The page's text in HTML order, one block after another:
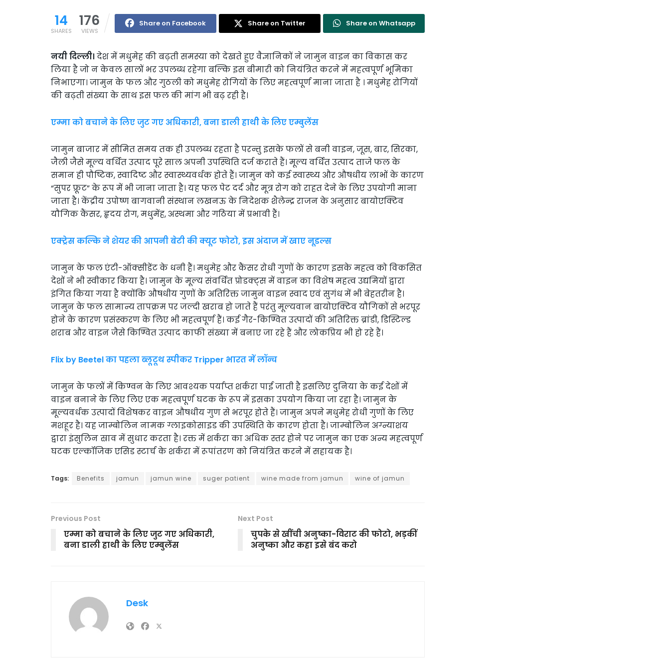
14
SHARES
176
VIEWS
Share on Facebook Share on Twitter Share on Whatsapp
नयी दिल्ली। देश में मधुमेह की बढ़ती समस्या को देखते हुए वैज्ञानिकों ने जामुन वाइन का विकास कर
लिया है जो न केवल सालों भर उपलब्ध रहेगा बल्कि इस बीमारी को नियंत्रित करने में महत्वपूर्ण भूमिका
निभाएगा। जामुन के फल और गुठली को मधुमेह रोगियों के लिए महत्वपूर्ण माना जाता है । मधुमेह रोगियों
की बढ़ती संख्या के साथ इस फल की मांग भी बढ़ रही है।
एम्मा को बचाने के लिए जुट गए अधिकारी, बना डाली हाथीे के लिए एम्बुलेंस
जामुन बाजार में सीमित समय तक ही उपलब्ध रहता है परन्तु इसके फलों से बनी वाइन, जूस, बार, सिरका,
जैली जैसे मूल्य वर्धित उत्पाद पूरे साल अपनी उपस्थिति दर्ज कराते हैं। मूल्य वर्धित उत्पाद ताजे फल के
समान ही पौष्टिक, स्वादिष्ट और स्वास्थ्यवर्धक होते हैं। जामुन को कई स्वास्थ्य और औषधीय लाभों के कारण
“सुपर फ्रूट” के रूप में भी जाना जाता है। यह फल पेट दर्द और मूत्र रोग को राहत देने के लिए उपयोगी माना
जाता है। केंद्रीय उपोष्ण बागवानी संस्थान लखनऊ के निदेशक शैलेन्द्र राजन के अनुसार बायोएक्टिव
यौगिक कैंसर, हृदय रोग, मधुमेंह, अस्थमा और गठिया में प्रभावी हैं।
एक्ट्रेस कल्कि ने शेयर की आपनी बेटी की क्यूट फोटो, इस अंदाज में खाए नूडल्स
जामुन के फल एंटी-ऑक्सीडेंट के धनी हैं। मधुमेह और कैंसर रोधी गुणों के कारण इसके महत्व को विकसित
देशों ने भी स्वीकार किया है। जामुन के मूल्य संवर्धित प्रोडक्ट्स में वाइन का विशेष महत्व उद्यमियों द्वारा
इंगित किया गया है क्योंकि औषधीय गुणों के अतिरिक्त जामुन वाइन स्वाद एवं सुगंध में भी बेहतरीन है।
जामुन के फल सामान्य तापक्रम पर जल्दी खराब हो जाते हैं परंतु मूल्यवान बायोएक्टिव यौगिकों से भरपूर
होने के कारण प्रसंस्करण के लिए भी महत्वपूर्ण हैं। कई गैर-किण्वित उत्पादों की अतिरिक्त ब्रांडी, डिस्टिल्ड
शराब और वाइन जैसे किण्वित उत्पाद काफी संख्या में बनाए जा रहे हैं और लोकप्रिय भी हो रहे हैं।
Flix by Beetel का पहला ब्लूटूथ स्पीकर Tripper भारत में लॉन्च
जामुन के फलों में किण्वन के लिए आवश्यक पर्याप्त शर्करा पाई जाती है इसलिए दुनिया के कई देशों में
वाइन बनाने के लिए लिए एक महत्वपूर्ण घटक के रूप में इसका उपयोग किया जा रहा है। जामुन के
मूल्यवर्धक उत्पादों विशेषकर वाइन औषधीय गुण से भरपूर होते हैं। जामुन अपने मधुमेह रोधी गुणों के लिए
मशहूर है। यह जाम्बोलिन नामक ग्लाइकोसाइड की उपस्थिति के कारण होता है। जाम्बोलिन अग्न्याशय
द्वारा इंसुलिन स्राव में सुधार करता है। रक्त में शर्करा का अधिक स्तर होने पर जामुन का एक अन्य महत्वपूर्ण
घटक एल्कॉजिक एसिड स्टार्च के शर्करा में रूपांतरण को नियंत्रित करने में सहायक है।
Tags: Benefits jamun jamun wine suger patient wine made from jamun wine of jamun
Previous Post
एम्मा को बचाने के लिए जुट गए अधिकारी,
बना डाली हाथीे के लिए एम्बुलेंस
Next Post
चुपके से खींची अनुष्का-विराट की फोटो, भड़कीं
अनुष्का और कहा इसे बंद करो
Desk